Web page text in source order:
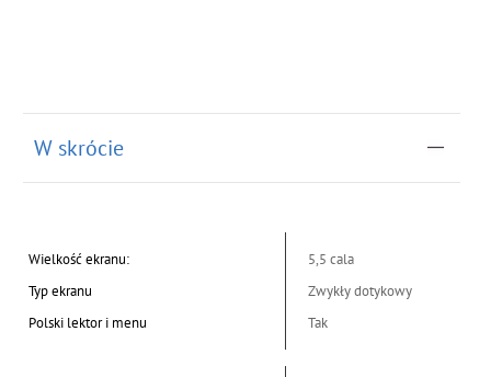
W skrócie
Wielkość ekranu:
5,5 cala
Typ ekranu
Zwykły dotykowy
Polski lektor i menu
Tak